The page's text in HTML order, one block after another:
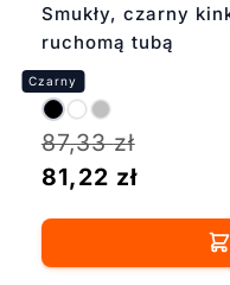
Smukły, czarny
ruchomą tubą
87,33zł
81,22 zł